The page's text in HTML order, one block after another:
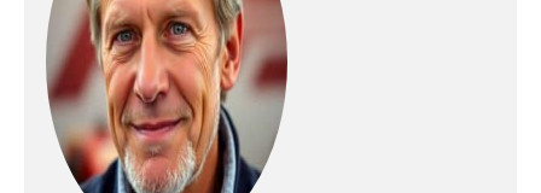
soins bien-être - un
chèque cadeau sans
indication de prix
permettant au
destinataire de réserver
et d'utiliser le service
sélectionné.